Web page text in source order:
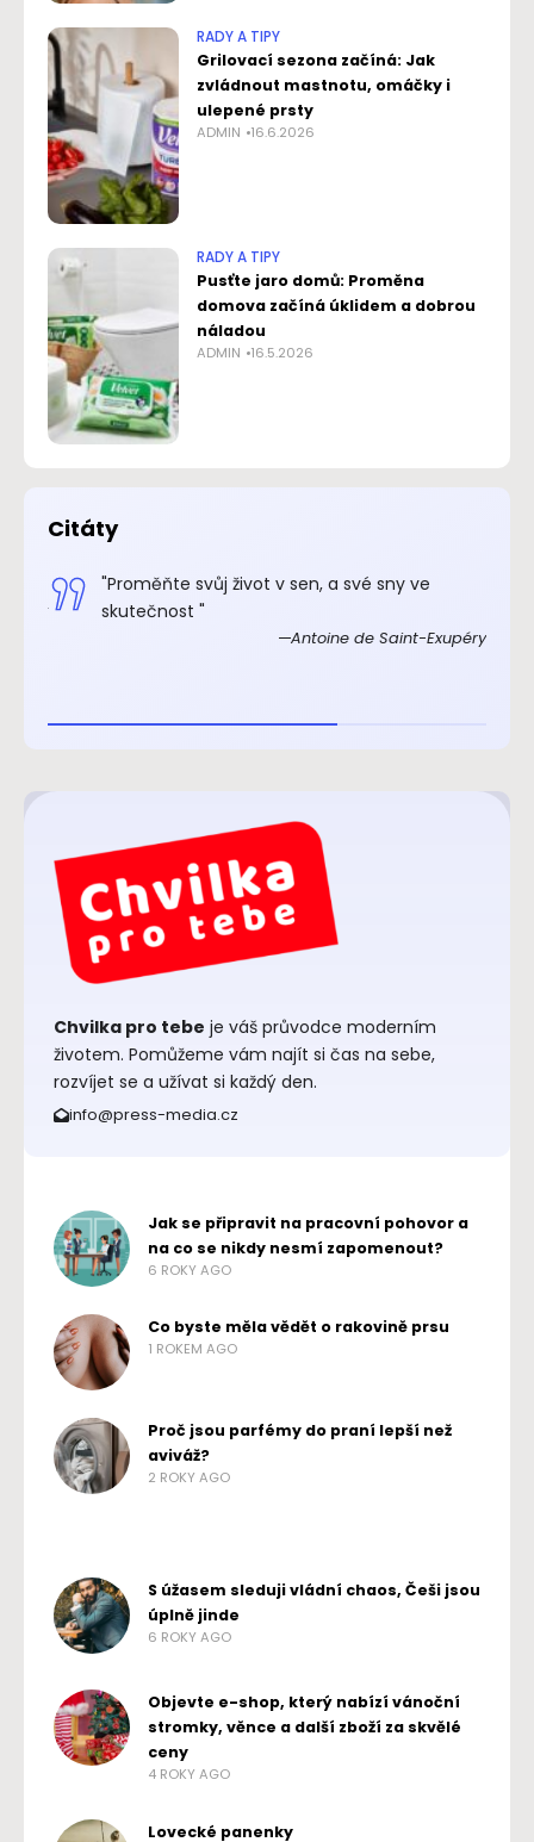
RADY A TIPY
Grilovací sezona začíná: Jak
zvládnout mastnotu, omáčky i
ulepené prsty
ADMIN 16.6.2026
RADY A TIPY
Pusťte jaro domů: Proměna
domova začíná úklidem a dobrou
náladou
ADMIN 16.5.2026
Citáty
"Proměňte svůj život v sen, a své sny ve
skutečnost "
Antoine de Saint-Exupéry
Chvilka pro tebe je váš průvodce moderním
životem. Pomůžeme vám najít si čas na sebe,
rozvíjet se a užívat si každý den.
info@press-media.cz
Jak se připravit na pracovní pohovor a
na co se nikdy nesmí zapomenout?
6 ROKY AGO
Co byste měla vědět o rakovině prsu
1 ROKEM AGO
Proč jsou parfémy do praní lepší než
aviváž?
2 ROKY AGO
S úžasem sleduji vládní chaos, Češi jsou
úplně jinde
6 ROKY AGO
Objevte e-shop, který nabízí vánoční
stromky, věnce a další zboží za skvělé
ceny
4 ROKY AGO
Lovecké panenky